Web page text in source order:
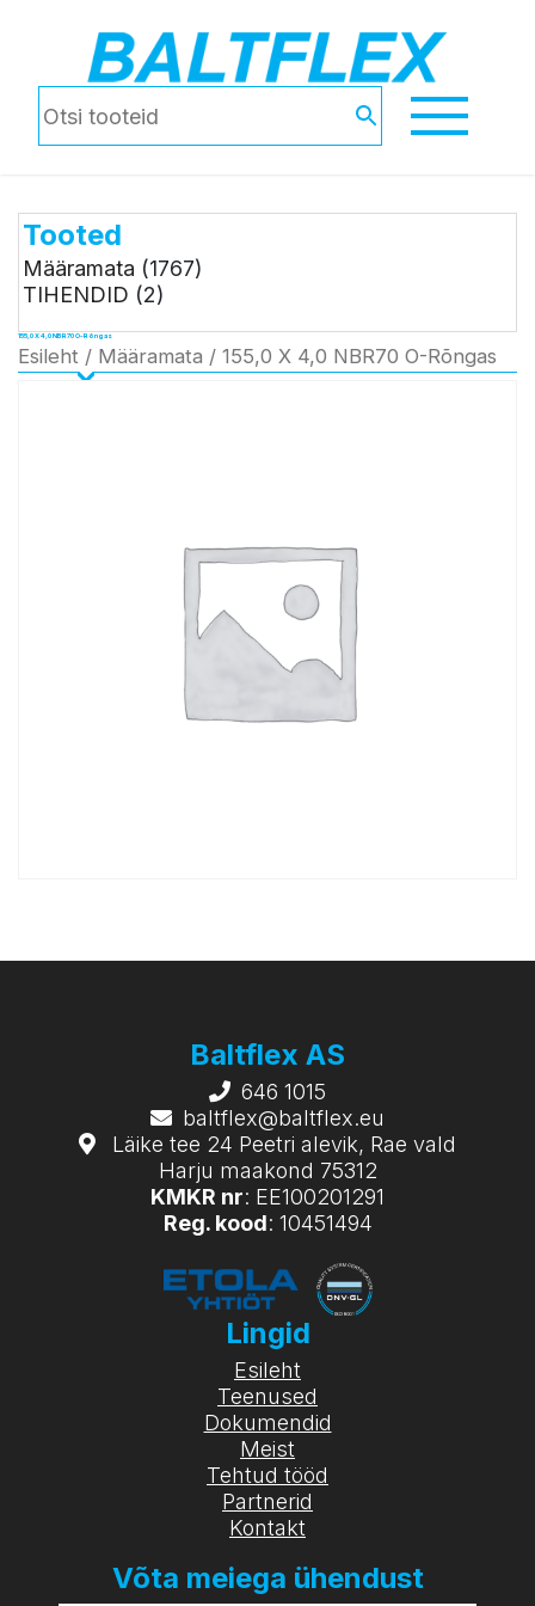
Tooted
Määramata (1767)
TIHENDID (2)
155,0 X 4,0 NBR70 O-Rõngas
Esileht / Määramata / 155,0 X 4,0 NBR70 O-Rõngas
Baltflex AS
646 1015
baltflex@baltflex.eu
Läike tee 24 Peetri alevik, Rae vald
Harju maakond 75312
KMKR nr: EE100201291
Reg. kood: 10451494
Lingid
Esileht
Teenused
Dokumendid
Meist
Tehtud tööd
Partnerid
Kontakt
Võta meiega ühendust